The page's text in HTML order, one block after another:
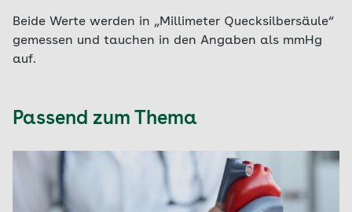
Beide Werte werden in „Millimeter Quecksilbersäule“
gemessen und tauchen in den Angaben als mmHg
auf.
Passend zum Thema